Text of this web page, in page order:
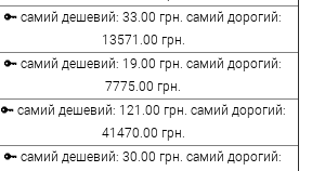
🔑 самий дешевий: 33.00 грн. самий дорогий:
13571.00 грн.
🔑 самий дешевий: 19.00 грн. самий дорогий:
7775.00 грн.
🔑 самий дешевий: 121.00 грн. самий дорогий:
41470.00 грн.
🔑 самий дешевий: 30.00 грн. самий дорогий: